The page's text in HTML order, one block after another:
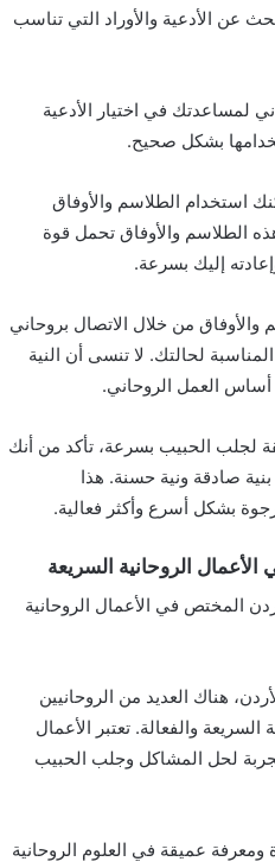
عن الأدعية والأوراد التي تناسب
لمساعدتك في اختيار الأدعية
بشكل صحيح.
استخدام الطلاسم والأوفاق
الطلاسم والأوفاق تحمل قوة
إليك بسرعة.
من خلال الاتصال بروحاني
لحالتك. لا تنسى أن النية
أساس العمل الروحاني.
لجلب الحبيب بسرعة، تأكد من أنك
صادقة ونية حسنة. هذا
بشكل أسرع وأكثر فعالية.
الروحانية السريعة
المختص في الأعمال الروحانية
هناك العديد من الروحانيين
والفعالة. تعتبر الأعمال
لحل المشاكل وجلب الحبيب
ومعرفة عميقة في العلوم الروحانية